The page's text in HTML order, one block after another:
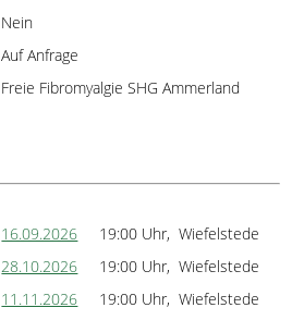
Nein
Auf Anfrage
Freie Fibromyalgie SHG Ammerland
16.09.2026 19:00 Uhr, Wiefelstede
28.10.2026 19:00 Uhr, Wiefelstede
11.11.2026 19:00 Uhr, Wiefelstede